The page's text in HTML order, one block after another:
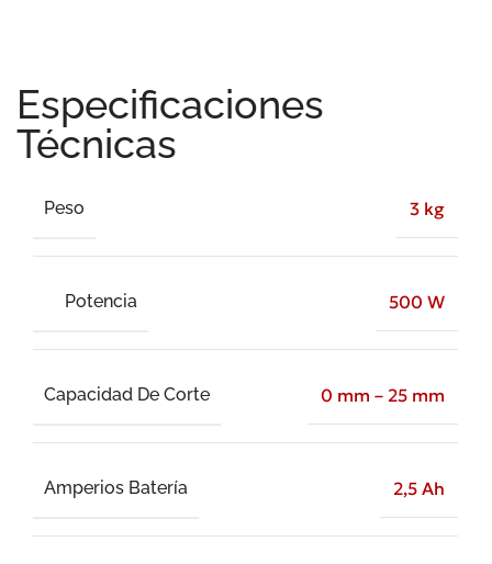
Especificaciones
Técnicas
Peso 3 kg
Potencia 500 W
Capacidad De Corte 0 mm – 25 mm
Amperios Batería 2,5 Ah